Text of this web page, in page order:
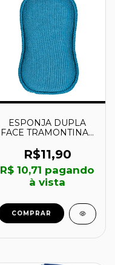
ESPONJA DUPLA
FACE TRAMONTINA -
TRAMONTINA
R$11,90
R$ 10,71 pagando
à vista